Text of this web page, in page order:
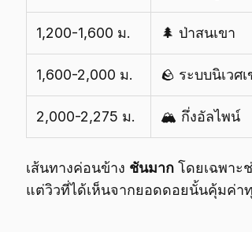
1,200-1,600 ม. 🌲 ป่าสนเขา
1,600-2,000 ม. 🪨 ระบบนิเวศ
2,000-2,275 ม. 🏔️ กึ่งอัลไพน์
เส้นทางค่อนข้าง ชันมาก โดยเฉพาะ
แต่วิวที่ได้เห็นจากยอดดอยนั้นคุ้มค่า